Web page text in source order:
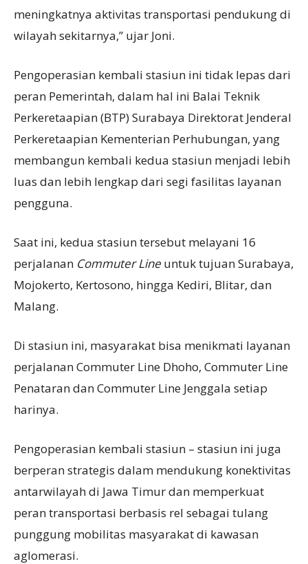
meningkatnya aktivitas transportasi pendukung di
wilayah sekitarnya,” ujar Joni.
Pengoperasian kembali stasiun ini tidak lepas dari
peran Pemerintah, dalam hal ini Balai Teknik
Perkeretaapian (BTP) Surabaya Direktorat Jenderal
Perkeretaapian Kementerian Perhubungan, yang
membangun kembali kedua stasiun menjadi lebih
luas dan lebih lengkap dari segi fasilitas layanan
pengguna.
Saat ini, kedua stasiun tersebut melayani 16
perjalanan Commuter Line untuk tujuan Surabaya,
Mojokerto, Kertosono, hingga Kediri, Blitar, dan
Malang.
Di stasiun ini, masyarakat bisa menikmati layanan
perjalanan Commuter Line Dhoho, Commuter Line
Penataran dan Commuter Line Jenggala setiap
harinya.
Pengoperasian kembali stasiun – stasiun ini juga
berperan strategis dalam mendukung konektivitas
antarwilayah di Jawa Timur dan memperkuat
peran transportasi berbasis rel sebagai tulang
punggung mobilitas masyarakat di kawasan
aglomerasi.